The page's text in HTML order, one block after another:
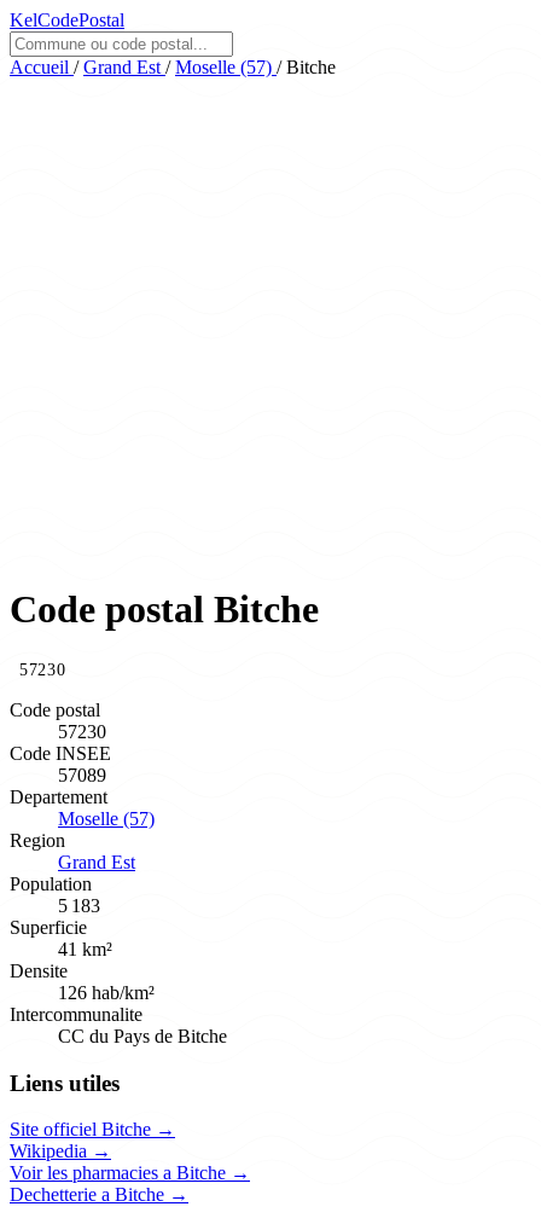
KelCodePostal
Accueil / Grand Est / Moselle (57) / Bitche
Code postal Bitche
57230
Code postal
57230
Code INSEE
57089
Departement
Moselle (57)
Region
Grand Est
Population
5 183
Superficie
41 km²
Densite
126 hab/km²
Intercommunalite
CC du Pays de Bitche
Liens utiles
Site officiel Bitche →
Wikipedia →
Voir les pharmacies a Bitche →
Dechetterie a Bitche →